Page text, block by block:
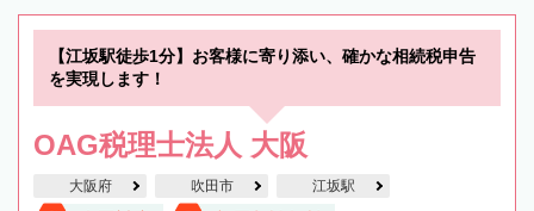
【江坂駅徒歩1分】お客様に寄り添い、確かな相続税申告
を実現します！
OAG税理士法人 大阪
大阪府 吹田市 江坂駅